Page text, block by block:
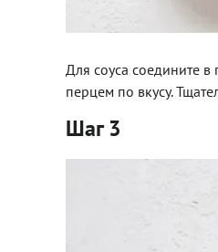
Для соуса соедините в
перцем по вкусу.
Шаг 3